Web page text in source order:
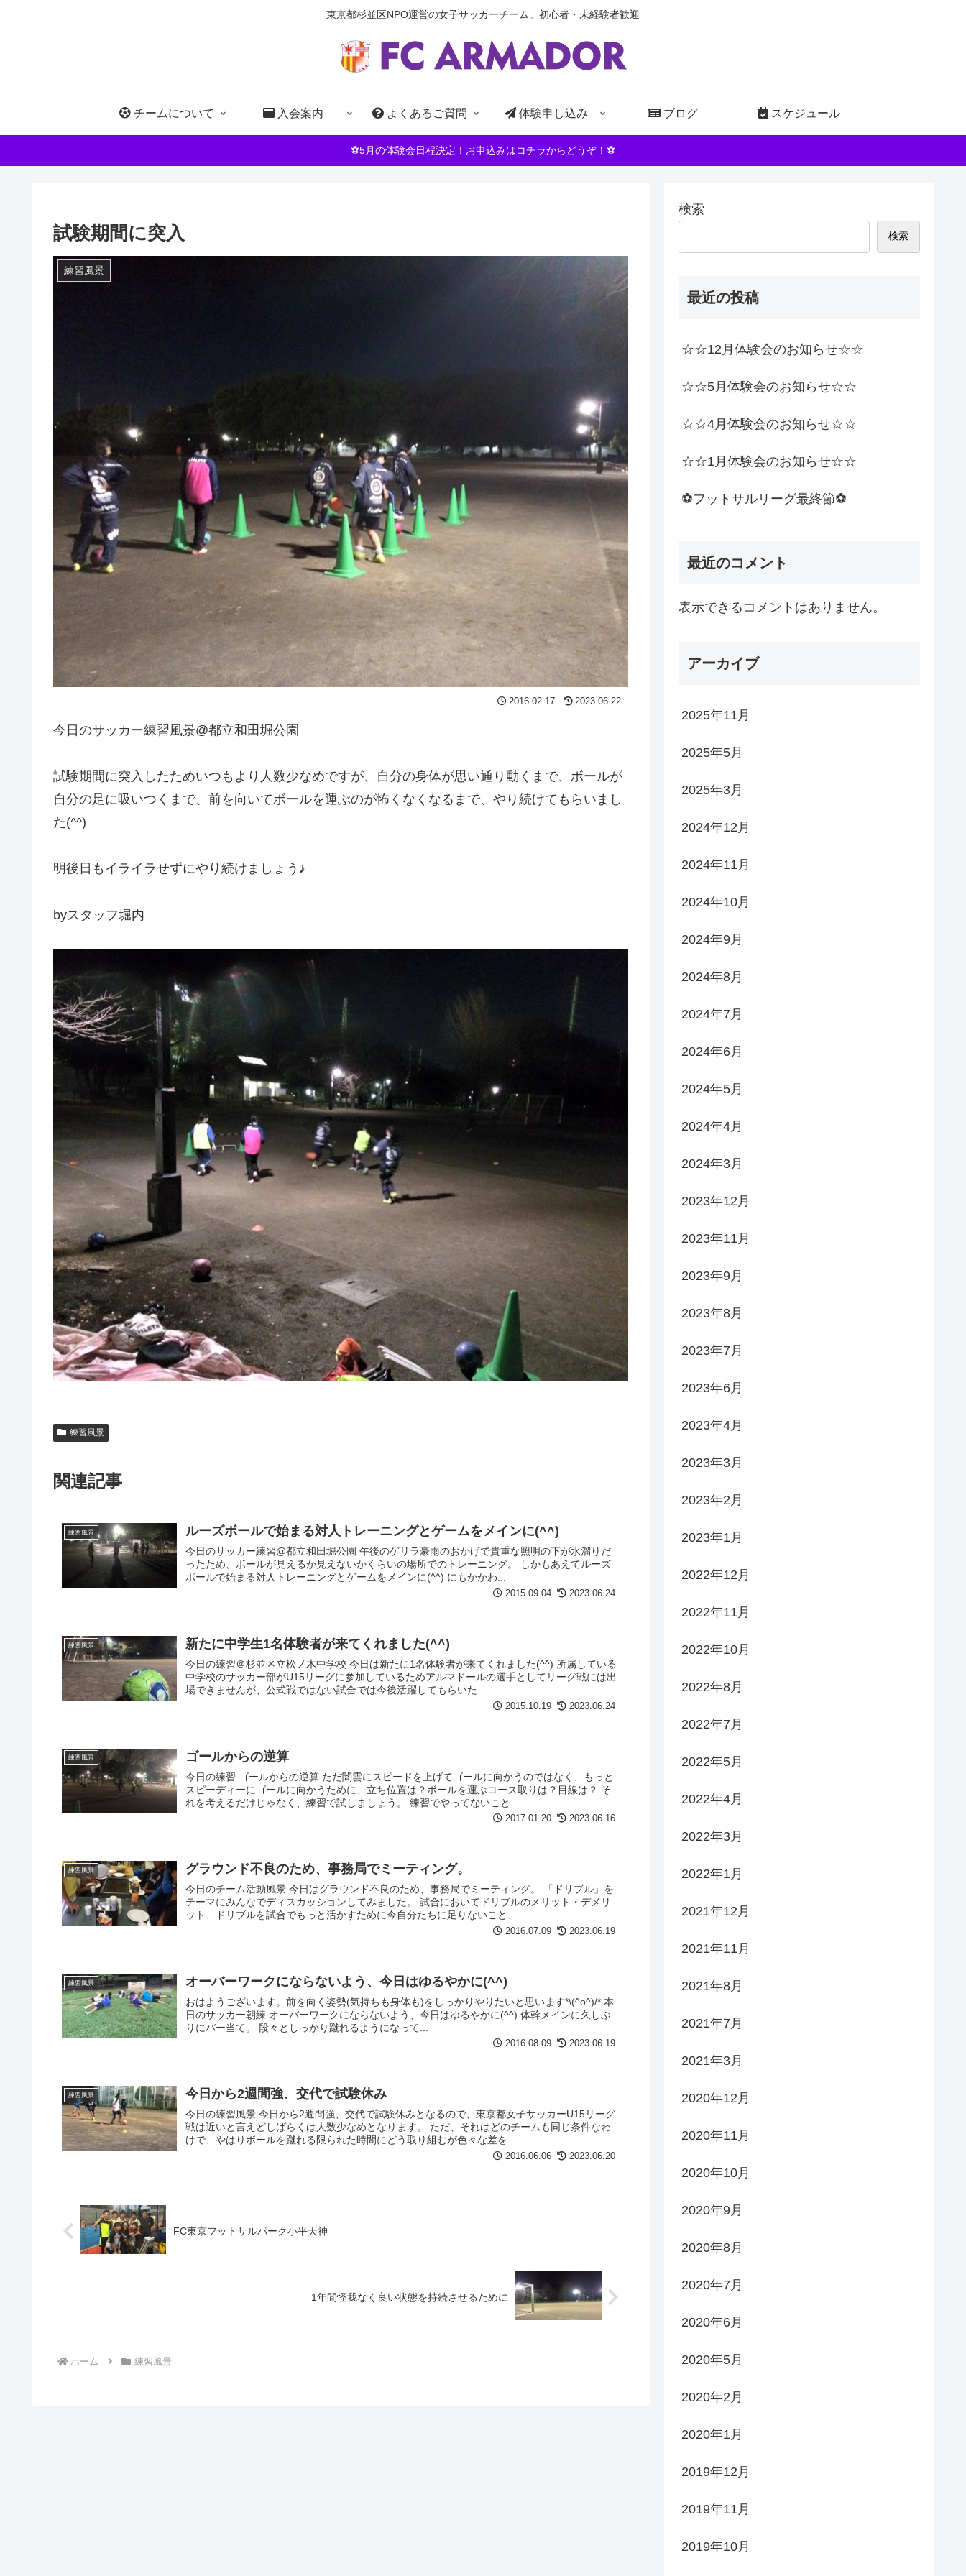
東京都杉並区NPO運営の女子サッカーチーム。初心者・未経験者歓迎
チームについて 入会案内 よくあるご質問 体験申し込み ブログ スケジュール
⚽5月の体験会日程決定！お申込みはコチラからどうぞ！⚽
試験期間に突入
練習風景
2016.02.17 2023.06.22
今日のサッカー練習風景@都立和田堀公園
試験期間に突入したためいつもより人数少なめですが、自分の身体が思い通り動くまで、ボールが
自分の足に吸いつくまで、前を向いてボールを運ぶのが怖くなくなるまで、やり続けてもらいまし
た(^^)
明後日もイライラせずにやり続けましょう♪
byスタッフ堀内
練習風景
関連記事
練習風景 ルーズボールで始まる対人トレーニングとゲームをメインに(^^)
今日のサッカー練習@都立和田堀公園 午後のゲリラ豪雨のおかげで貴重な照明の下が水溜りだ
ったため、ボールが見えるか見えないかくらいの場所でのトレーニング。 しかもあえてルーズ
ボールで始まる対人トレーニングとゲームをメインに(^^) にもかかわ...
2015.09.04 2023.06.24
練習風景 新たに中学生1名体験者が来てくれました(^^)
今日の練習＠杉並区立松ノ木中学校 今日は新たに1名体験者が来てくれました(^^) 所属している
中学校のサッカー部がU15リーグに参加しているためアルマドールの選手としてリーグ戦には出
場できませんが、公式戦ではない試合では今後活躍してもらいた...
2015.10.19 2023.06.24
練習風景 ゴールからの逆算
今日の練習 ゴールからの逆算 ただ闇雲にスピードを上げてゴールに向かうのではなく、もっと
スピーディーにゴールに向かうために、立ち位置は？ボールを運ぶコース取りは？目線は？ そ
れを考えるだけじゃなく、練習で試しましょう。 練習でやってないこと...
2017.01.20 2023.06.16
練習風景 グラウンド不良のため、事務局でミーティング。
今日のチーム活動風景 今日はグラウンド不良のため、事務局でミーティング。 「ドリブル」を
テーマにみんなでディスカッションしてみました。 試合においてドリブルのメリット・デメリ
ット、ドリブルを試合でもっと活かすために今自分たちに足りないこと、...
2016.07.09 2023.06.19
練習風景 オーバーワークにならないよう、今日はゆるやかに(^^)
おはようございます。前を向く姿勢(気持ちも身体も)をしっかりやりたいと思います*\(^o^)/* 本
日のサッカー朝練 オーバーワークにならないよう、今日はゆるやかに(^^) 体幹メインに久しぶ
りにバー当て。 段々としっかり蹴れるようになって...
2016.08.09 2023.06.19
練習風景 今日から2週間強、交代で試験休み
今日の練習風景 今日から2週間強、交代で試験休みとなるので、東京都女子サッカーU15リーグ
戦は近いと言えどしばらくは人数少なめとなります。 ただ、それはどのチームも同じ条件なわ
けで、やはりボールを蹴れる限られた時間にどう取り組むが色々な差を...
2016.06.06 2023.06.20
FC東京フットサルパーク小平天神
1年間怪我なく良い状態を持続させるために
ホーム 練習風景
検索
検索
最近の投稿
☆☆12月体験会のお知らせ☆☆
☆☆5月体験会のお知らせ☆☆
☆☆4月体験会のお知らせ☆☆
☆☆1月体験会のお知らせ☆☆
⚽️フットサルリーグ最終節⚽️
最近のコメント
表示できるコメントはありません。
アーカイブ
2025年11月
2025年5月
2025年3月
2024年12月
2024年11月
2024年10月
2024年9月
2024年8月
2024年7月
2024年6月
2024年5月
2024年4月
2024年3月
2023年12月
2023年11月
2023年9月
2023年8月
2023年7月
2023年6月
2023年4月
2023年3月
2023年2月
2023年1月
2022年12月
2022年11月
2022年10月
2022年8月
2022年7月
2022年5月
2022年4月
2022年3月
2022年1月
2021年12月
2021年11月
2021年8月
2021年7月
2021年3月
2020年12月
2020年11月
2020年10月
2020年9月
2020年8月
2020年7月
2020年6月
2020年5月
2020年2月
2020年1月
2019年12月
2019年11月
2019年10月